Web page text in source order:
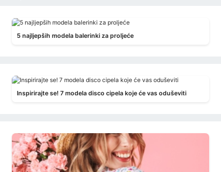
5 najljepših modela balerinki za proljeće
Inspirirajte se! 7 modela disco cipela koje će vas oduševiti